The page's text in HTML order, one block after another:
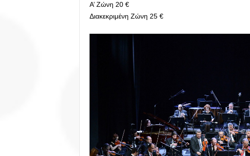
Α’ Ζώνη 20 €
Διακεκριμένη Ζώνη 25 €